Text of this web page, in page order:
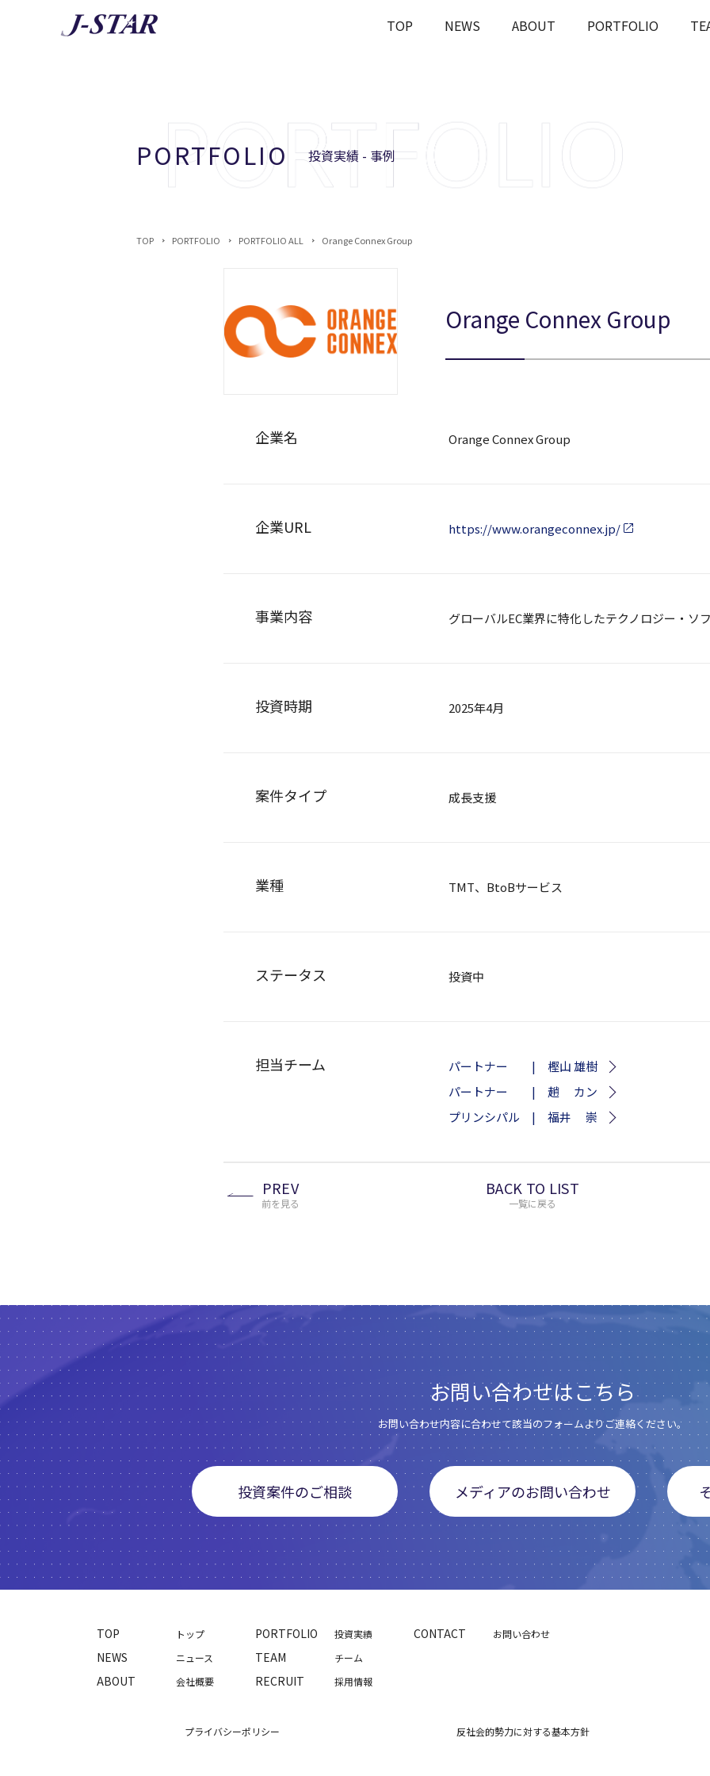
TOP NEWS ABOUT PORTFOLIO
PORTFOLIO 投資実績 - 事例
TOP PORTFOLIO PORTFOLIO ALL Orange Connex Group
Orange Connex Group
企業名 Orange Connex Group
企業URL https://www.orangeconnex.jp/
事業内容 グローバルEC業界に特化したテクノロジー・ソ
投資時期 2025年4月
案件タイプ 成長支援
業種 TMT、BtoBサービス
ステータス 投資中
担当チーム
パートナー | 樫山 雄樹
パートナー | 趙 カン
プリンシパル | 福井 崇
PREV
前を見る
BACK TO LIST
一覧に戻る
お問い合わせはこちら
お問い合わせ内容に合わせて該当のフォームよりご連絡ください。
投資案件のご相談 メディアのお問い合わせ
TOP トップ
NEWS ニュース
ABOUT 会社概要
PORTFOLIO 投資実績
TEAM チーム
RECRUIT 採用情報
CONTACT お問い合わせ
プライバシーポリシー 反社会的勢力に対する基本方針